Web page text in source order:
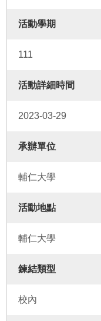
活動學期
111
活動詳細時間
2023-03-29
承辦單位
輔仁大學
活動地點
輔仁大學
鍊結類型
校內